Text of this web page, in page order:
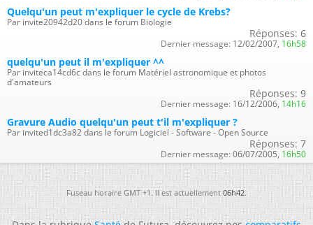
Quelqu'un peut m'expliquer le cycle de Krebs?
Par invite20942d20 dans le forum Biologie
Réponses: 6
Dernier message: 12/02/2007, 16h58
quelqu'un peut il m'expliquer ^^
Par inviteca14cd6c dans le forum Matériel astronomique et photos
d'amateurs
Réponses: 9
Dernier message: 16/12/2006, 14h16
Gravure Audio quelqu'un peut t'il m'expliquer ?
Par invited1dc3a82 dans le forum Logiciel - Software - Open Source
Réponses: 7
Dernier message: 06/07/2005, 16h50
Fuseau horaire GMT +1. Il est actuellement06h42.